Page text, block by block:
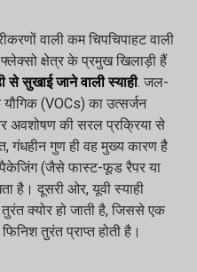
वाली कम चिपचिपाहट वाली
क्षेत्र के प्रमुख खिलाड़ी हैं
से सुखाई जाने वाली स्याही. जल-
यौगिक (VOCs) का उत्सर्जन
अवशोषण की सरल प्रक्रिया से
गंधहीन गुण ही वह मुख्य कारण है
पैकेजिंग (जैसे फास्ट-फूड रैपर या
है। दूसरी ओर, यूवी स्याही
क्योर हो जाती है, जिससे एक
तुरंत प्राप्त होती है।